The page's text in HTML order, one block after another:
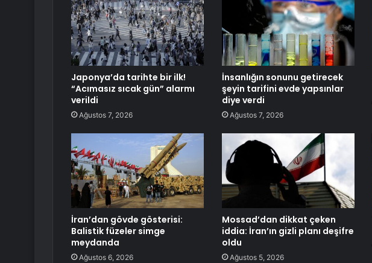
Japonya’da tarihte bir ilk!
“Acımasız sıcak gün” alarmı
verildi
Ağustos 7, 2026
İnsanlığın sonunu getirecek
şeyin tarifini evde yapsınlar
diye verdi
Ağustos 7, 2026
İran’dan gövde gösterisi:
Balistik füzeler simge
meydanda
Ağustos 6, 2026
Mossad’dan dikkat çeken
iddia: İran’ın gizli planı deşifre
oldu
Ağustos 5, 2026